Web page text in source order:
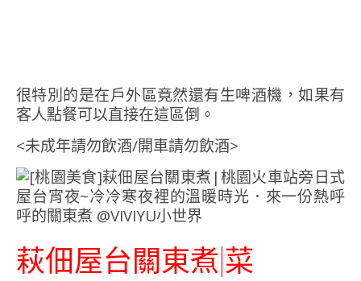
很特別的是在戶外區竟然還有生啤酒機，如果有
客人點餐可以直接在這區倒。
<未成年請勿飲酒/開車請勿飲酒>
萩佃屋台關東煮|菜